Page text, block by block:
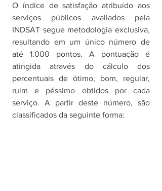
O índice de satisfação atribuído aos
serviços públicos avaliados pela
INDSAT segue metodologia exclusiva,
resultando em um único número de
até 1.000 pontos. A pontuação é
atingida através do cálculo dos
percentuais de ótimo, bom, regular,
ruim e péssimo obtidos por cada
serviço. A partir deste número, são
classificados da seguinte forma: